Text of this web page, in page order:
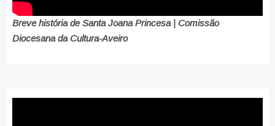
Breve história de Santa Joana Princesa | Comissão
Diocesana da Cultura-Aveiro